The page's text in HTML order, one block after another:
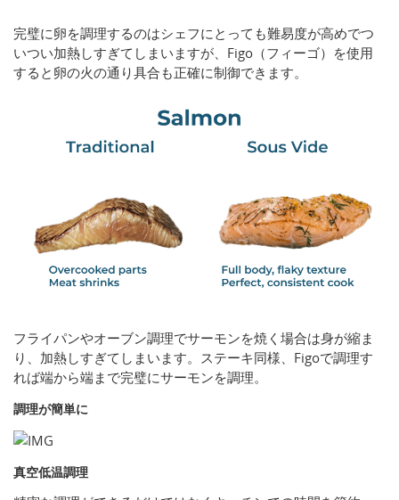
完璧に卵を調理するのはシェフにとっても難易度が高めでつ
いつい加熱しすぎてしまいますが、Figo（フィーゴ）を使用
すると卵の火の通り具合も正確に制御できます。
フライパンやオーブン調理でサーモンを焼く場合は身が縮ま
り、加熱しすぎてしまいます。ステーキ同様、Figoで調理す
れば端から端まで完璧にサーモンを調理。
調理が簡単に
真空低温調理